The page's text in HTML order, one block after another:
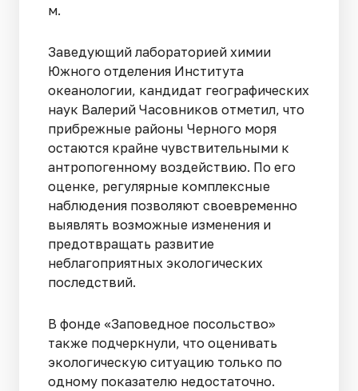
м.
Заведующий лабораторией химии
Южного отделения Института
океанологии, кандидат географических
наук Валерий Часовников отметил, что
прибрежные районы Черного моря
остаются крайне чувствительными к
антропогенному воздействию. По его
оценке, регулярные комплексные
наблюдения позволяют своевременно
выявлять возможные изменения и
предотвращать развитие
неблагоприятных экологических
последствий.
В фонде «Заповедное посольство»
также подчеркнули, что оценивать
экологическую ситуацию только по
одному показателю недостаточно.